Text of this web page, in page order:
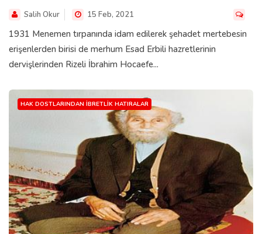
Salih Okur 15 Feb, 2021
1931 Menemen tırpanında idam edilerek şehadet mertebesin
erişenlerden birisi de merhum Esad Erbili hazretlerinin
dervişlerinden Rizeli İbrahim Hocaefe...
HAK DOSTLARINDAN İBRETLIK HATIRALAR